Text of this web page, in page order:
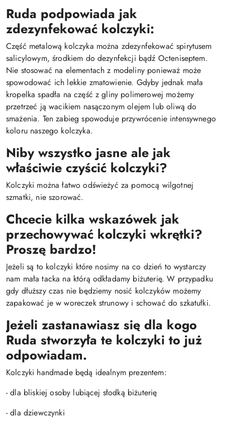
Ruda podpowiada jak
zdezynfekować kolczyki:
Część metalową kolczyka można zdezynfekować spirytusem
salicylowym, środkiem do dezynfekcji bądź Octeniseptem.
Nie stosować na elementach z modeliny ponieważ może
spowodować ich lekkie zmatowienie. Gdyby jednak mała
kropelka spadła na część z gliny polimerowej możemy
przetrzeć ją wacikiem nasączonym olejem lub oliwą do
smażenia. Ten zabieg spowoduje przywrócenie intensywnego
koloru naszego kolczyka.
Niby wszystko jasne ale jak
właściwie czyścić kolczyki?
Kolczyki można łatwo odświeżyć za pomocą wilgotnej
szmatki, nie szorować.
Chcecie kilka wskazówek jak
przechowywać kolczyki wkrętki?
Proszę bardzo!
Jeżeli są to kolczyki które nosimy na co dzień to wystarczy
nam mała tacka na którą odkładamy biżuterię. W przypadku
gdy dłuższy czas nie będziemy nosić kolczyków możemy
zapakować je w woreczek strunowy i schować do szkatułki.
Jeżeli zastanawiasz się dla kogo
Ruda stworzyła te kolczyki to już
odpowiadam.
Kolczyki handmade będą idealnym prezentem:
- dla bliskiej osoby lubiącej słodką biżuterię
- dla dziewczynki